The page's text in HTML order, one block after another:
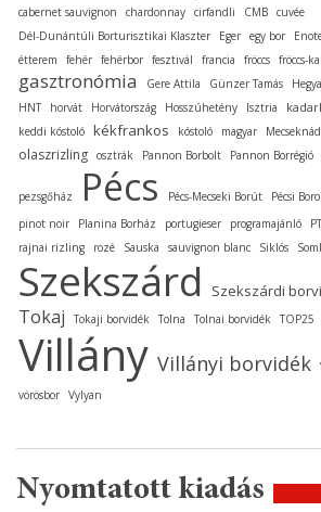
cabernet sauvignon chardonnay cirfandli CMB cuvée
Dél-Dunántúli Borturisztikai Klaszter
Eger egy bor
étterem
fehér fehérbor fesztivál francia fröccs fröccs-
gasztronómia Gere Attila Günzer Tamás
HNT
horvát Horvátország Hosszúhetény Isztria
keddi kóstoló kékfrankos kóstoló magyar
olaszrizling osztrák Pannon Borbolt Pannon Borrégió
pezsgőház Pécs Pécs-Mecseki Borút Pécsi
pinot noir Planina Borház portugieser programajánló
rajnai rizling
rozé Sauska sauvignon blanc Siklós
Szekszárd Szekszárdi
Tokaj Tokaji borvidék Tolna Tolnai borvidék TOP25
Villány Villányi borvidék
vörösbor Vylyan
Nyomtatott kiadás